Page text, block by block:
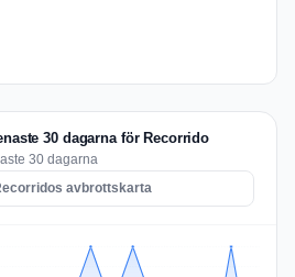
30 dagarna för Recorrido
30 dagarna
avbrottskarta